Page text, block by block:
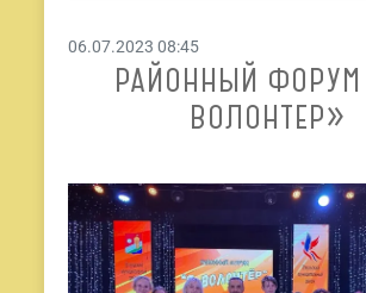
06.07.2023 08:45
РАЙОННЫЙ
ВОЛОНТЕР»